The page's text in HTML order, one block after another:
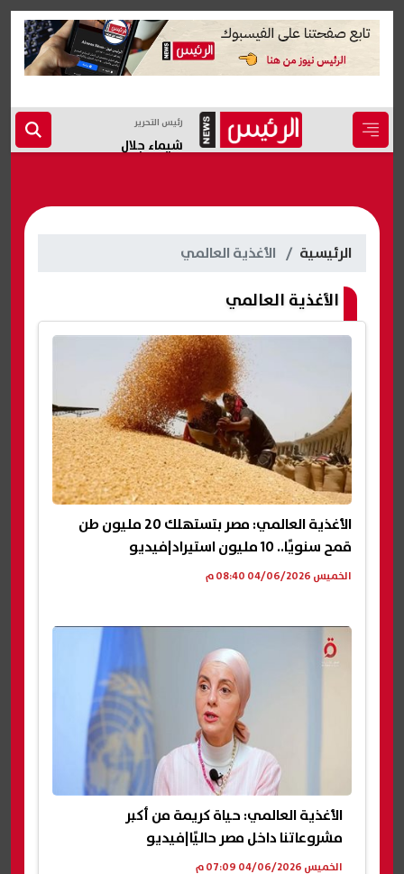
رئيس التحرير
شيماء جلال
الرئيسية الأغذية العالمي
الأغذية العالمي
الأغذية العالمي: مصر بتستهلك 20 مليون طن
قمح سنويًا.. 10 مليون استيراد|فيديو
الخميس 04/06/2026 08:40 م
الأغذية العالمي: حياة كريمة من أكبر
مشروعاتنا داخل مصر حاليًا|فيديو
الخميس 04/06/2026 07:09 م